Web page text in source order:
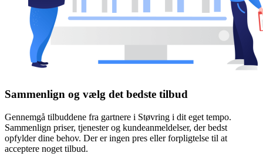
Sammenlign og vælg det bedste tilbud
Gennemgå tilbuddene fra gartnere i Støvring i dit eget tempo.
Sammenlign priser, tjenester og kundeanmeldelser, der bedst
opfylder dine behov. Der er ingen pres eller forpligtelse til at
acceptere noget tilbud.